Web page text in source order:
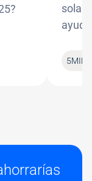
5MIN